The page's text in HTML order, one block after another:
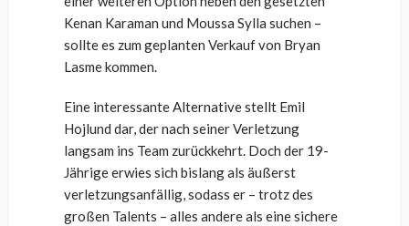
Kenan Karaman und Moussa Sylla suchen –
sollte es zum geplanten Verkauf von Bryan
Lasme kommen.
Eine interessante Alternative stellt Emil
Hojlund dar, der nach seiner Verletzung
langsam ins Team zurückkehrt. Doch der 19-
Jährige erwies sich bislang als äußerst
verletzungsanfällig, sodass er – trotz des
großen Talents – alles andere als eine sichere